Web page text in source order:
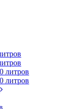
литров
литров